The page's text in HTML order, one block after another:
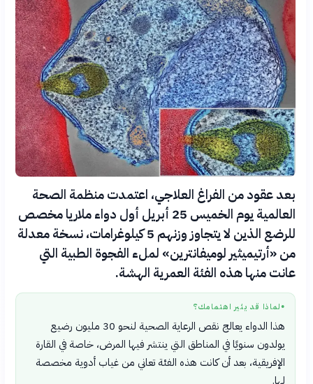
بعد عقود من الفراغ العلاجي، اعتمدت منظمة الصحة
العالمية يوم الخميس 25 أبريل أول دواء ملاريا مخصص
للرضع الذين لا يتجاوز وزنهم 5 كيلوغرامات، نسخة معدلة
من «أرتيميثير لوميفانترين» لملء الفجوة الطبية التي
عانت منها هذه الفئة العمرية الهشة.
● لماذا قد يثير اهتمامك؟
هذا الدواء يعالج نقص الرعاية الصحية لنحو 30 مليون رضيع
يولدون سنويًا في المناطق التي ينتشر فيها المرض، خاصة في القارة
الإفريقية، بعد أن كانت هذه الفئة تعاني من غياب أدوية مخصصة
لها.